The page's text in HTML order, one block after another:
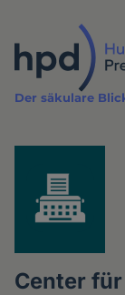
Inhalt
Der säkulare
Center